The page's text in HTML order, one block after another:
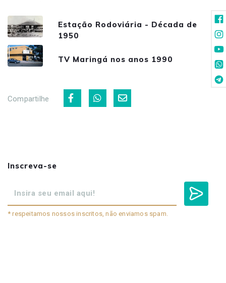
Estação Rodoviária - Década de
1950
TV Maringá nos anos 1990
Compartilhe
Inscreva-se
* respeitamos nossos inscritos, não enviamos spam.